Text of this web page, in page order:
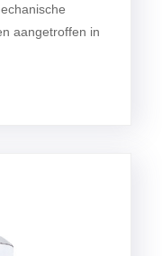
aangetroffen in
Hun